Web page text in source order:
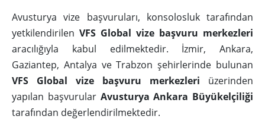
Avusturya vize başvuruları, konsolosluk tarafından
yetkilendirilen VFS Global vize başvuru merkezleri
aracılığıyla kabul edilmektedir. İzmir, Ankara,
Gaziantep, Antalya ve Trabzon şehirlerinde bulunan
VFS Global vize başvuru merkezleri üzerinden
yapılan başvurular Avusturya Ankara Büyükelçiliği
tarafından değerlendirilmektedir.